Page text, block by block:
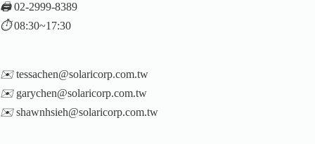
🖨️02-2999-8389
⏱️08:30~17:30
✉️ tessachen@solaricorp.com.tw
✉️ garychen@solaricorp.com.tw
✉️ shawnhsieh@solaricorp.com.tw